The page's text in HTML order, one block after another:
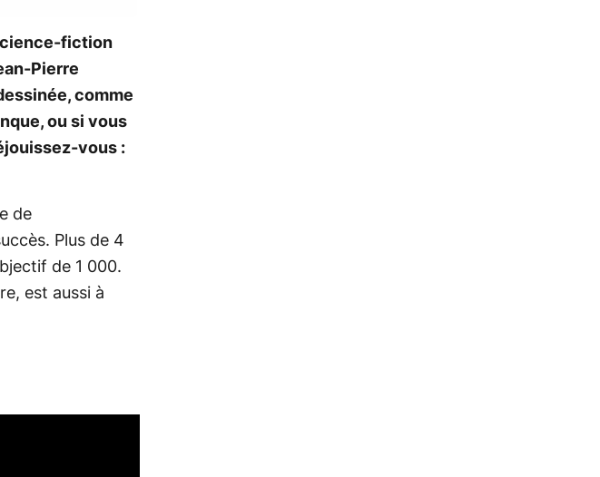
fiction
Pierre
comme
ou si vous
vous :
de
Plus de 4
de 1 000.
est aussi à